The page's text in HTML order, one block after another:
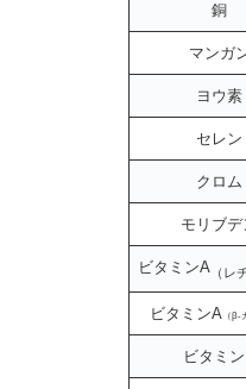
銅
マンガ
ヨウ素
セレン
クロム
モリブデ
ビタミンA（レ
ビタミンA （β-
ビタミ